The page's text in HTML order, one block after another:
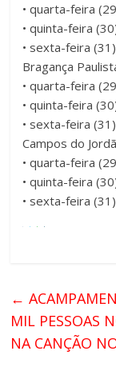
• quarta-feira
• quinta-feira
• sexta-feira
Bragança
• quarta-feira
• quinta-feira
• sexta-feira
Campos do
• quarta-feira
• quinta-feira
• sexta-feira
←
MIL PESSOAS
NA CANÇÃO